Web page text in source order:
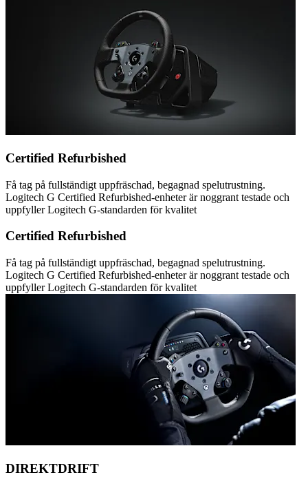
Certified Refurbished
Få tag på fullständigt uppfräschad, begagnad spelutrustning.
Logitech G Certified Refurbished-enheter är noggrant testade och
uppfyller Logitech G-standarden för kvalitet
Certified Refurbished
Få tag på fullständigt uppfräschad, begagnad spelutrustning.
Logitech G Certified Refurbished-enheter är noggrant testade och
uppfyller Logitech G-standarden för kvalitet
DIREKTDRIFT